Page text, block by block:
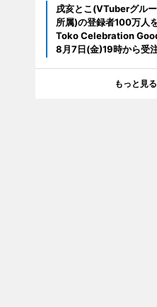
戌亥とこ(VTuberグルー
所属)の登録者100万人
Toko Celebration
8月7日(金)19時から受
もっと見る